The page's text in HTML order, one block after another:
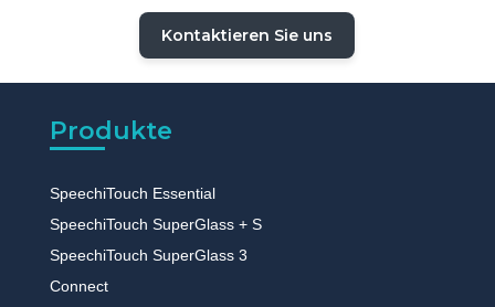
Kontaktieren Sie uns
Produkte
SpeechiTouch Essential
SpeechiTouch SuperGlass + S
SpeechiTouch SuperGlass 3
Connect